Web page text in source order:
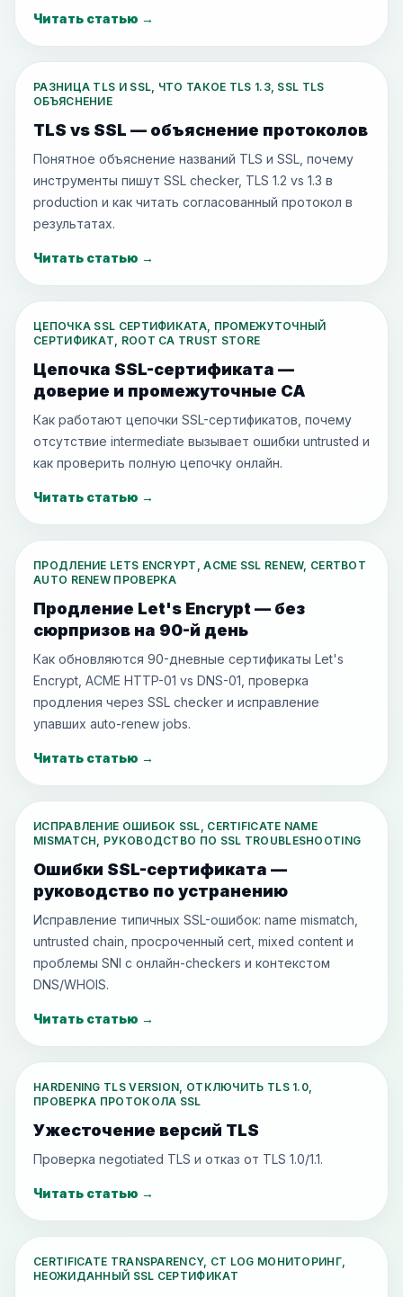
Читать статью →
РАЗНИЦА TLS И SSL, ЧТО ТАКОЕ TLS 1.3, SSL TLS
ОБЪЯСНЕНИЕ
TLS vs SSL — объяснение протоколов
Понятное объяснение названий TLS и SSL, почему
инструменты пишут SSL checker, TLS 1.2 vs 1.3 в
production и как читать согласованный протокол в
результатах.
Читать статью →
ЦЕПОЧКА SSL СЕРТИФИКАТА, ПРОМЕЖУТОЧНЫЙ
СЕРТИФИКАТ, ROOT CA TRUST STORE
Цепочка SSL-сертификата —
доверие и промежуточные CA
Как работают цепочки SSL-сертификатов, почему
отсутствие intermediate вызывает ошибки untrusted и
как проверить полную цепочку онлайн.
Читать статью →
ПРОДЛЕНИЕ LETS ENCRYPT, ACME SSL RENEW, CERTBOT
AUTO RENEW ПРОВЕРКА
Продление Let's Encrypt — без
сюрпризов на 90-й день
Как обновляются 90-дневные сертификаты Let's
Encrypt, ACME HTTP-01 vs DNS-01, проверка
продления через SSL checker и исправление
упавших auto-renew jobs.
Читать статью →
ИСПРАВЛЕНИЕ ОШИБОК SSL, CERTIFICATE NAME
MISMATCH, РУКОВОДСТВО ПО SSL TROUBLESHOOTING
Ошибки SSL-сертификата —
руководство по устранению
Исправление типичных SSL-ошибок: name mismatch,
untrusted chain, просроченный cert, mixed content и
проблемы SNI с онлайн-checkers и контекстом
DNS/WHOIS.
Читать статью →
HARDENING TLS VERSION, ОТКЛЮЧИТЬ TLS 1.0,
ПРОВЕРКА ПРОТОКОЛА SSL
Ужесточение версий TLS
Проверка negotiated TLS и отказ от TLS 1.0/1.1.
Читать статью →
CERTIFICATE TRANSPARENCY, CT LOG МОНИТОРИНГ,
НЕОЖИДАННЫЙ SSL СЕРТИФИКАТ